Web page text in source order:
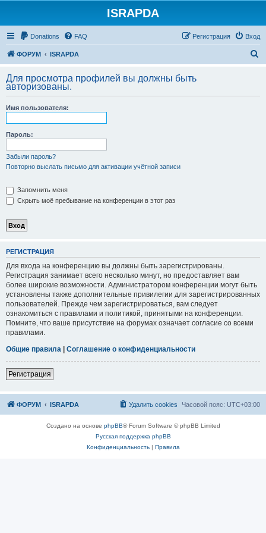
ISRAPDA
Donations FAQ Вход
Регистрация
ФОРУМ ISRAPDA
с
Для просмотра профилей вы должны быть
авторизованы.
Имя пользователя:
Пароль:
Забыли пароль?
Повторно выслать письмо для активации учётной записи
Запомнить меня
Скрыть моё пребывание на конференции в этот раз
РЕГИСТРАЦИЯ
Для входа на конференцию вы должны быть зарегистрированы.
Регистрация занимает всего несколько минут, но предоставляет вам
более широкие возможности. Администратором конференции могут быть
установлены также дополнительные привилегии для зарегистрированных
пользователей. Прежде чем зарегистрироваться, вам следует
ознакомиться с правилами и политикой, принятыми на конференции.
Помните, что ваше присутствие на форумах означает согласие со всеми
правилами.
Общие правила | Соглашение о конфиденциальности
Регистрация
ФОРУМ ISRAPDA Часовой пояс: UTC+03:00
Удалить cookies
Создано на основе phpBB® Forum Software © phpBB Limited
Русская поддержка phpBB
Конфиденциальность| Правила